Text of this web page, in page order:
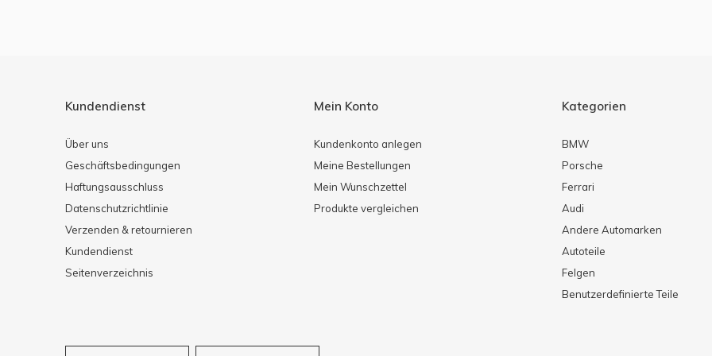
Kundendienst
Über uns
Geschäftsbedingungen
Haftungsausschluss
Datenschutzrichtlinie
Verzenden & retournieren
Kundendienst
Seitenverzeichnis
Mein Konto
Kundenkonto anlegen
Meine Bestellungen
Mein Wunschzettel
Produkte vergleichen
Kategorien
BMW
Porsche
Ferrari
Audi
Andere Automarken
Autoteile
Felgen
Benutzerdefinierte Teile